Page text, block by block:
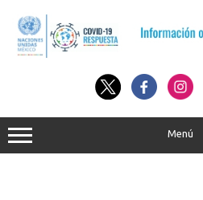
contenido
Menú